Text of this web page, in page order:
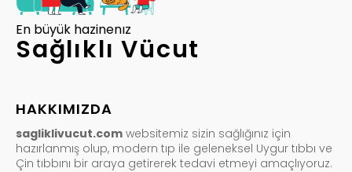
En büyük hazinenız
Sağlıklı Vücut
HAKKIMIZDA
sagliklivucut.com websitemiz sizin sağlığınız için
hazırlanmış olup, modern tıp ile geleneksel Uygur tıbbı ve
Çin tıbbını bir araya getirerek tedavi etmeyi amaçlıyoruz.